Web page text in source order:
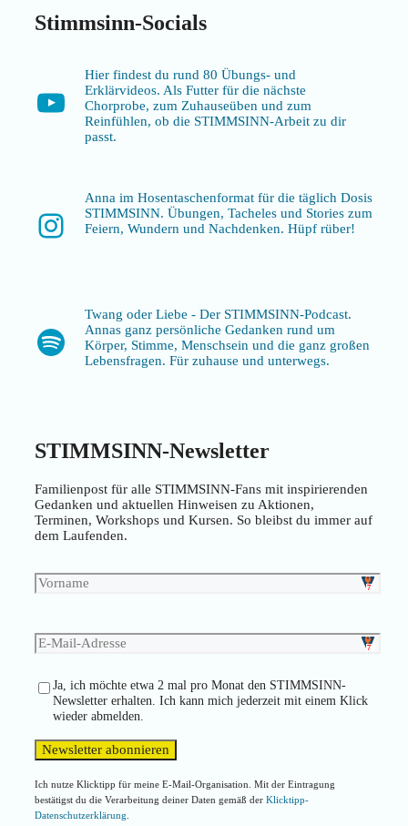
Stimmsinn-Socials
YouTube
Hier findest du rund 80 Übungs- und
Erklärvideos. Als Futter für die nächste
Chorprobe, zum Zuhauseüben und zum
Reinfühlen, ob die STIMMSINN-Arbeit zu dir
passt.
Instagram
Anna im Hosentaschenformat für die täglich Dosis
STIMMSINN. Übungen, Tacheles und Stories zum
Feiern, Wundern und Nachdenken. Hüpf rüber!
Spotify
Twang oder Liebe - Der STIMMSINN-Podcast.
Annas ganz persönliche Gedanken rund um
Körper, Stimme, Menschsein und die ganz großen
Lebensfragen. Für zuhause und unterwegs.
STIMMSINN-Newsletter
Familienpost für alle STIMMSINN-Fans mit inspirierenden
Gedanken und aktuellen Hinweisen zu Aktionen,
Terminen, Workshops und Kursen. So bleibst du immer auf
dem Laufenden.
Ja, ich möchte etwa 2 mal pro Monat den STIMMSINN-
Newsletter erhalten. Ich kann mich jederzeit mit einem Klick
wieder abmelden.
Ich nutze Klicktipp für meine E-Mail-Organisation. Mit der Eintragung
bestätigst du die Verarbeitung deiner Daten gemäß der Klicktipp-
Datenschutzerklärung